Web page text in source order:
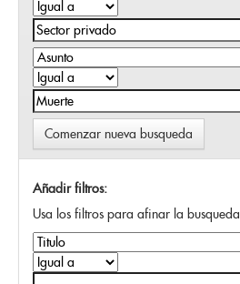
Comenzar nueva busqueda
Añadir filtros:
Usa los filtros para afinar la busqueda.